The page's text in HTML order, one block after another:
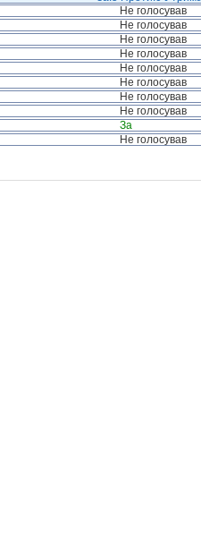
Не голосував
Не голосував
Не голосував
Не голосував
Не голосував
Не голосував
Не голосував
Не голосував
За
Не голосував